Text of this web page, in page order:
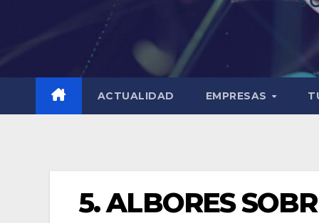
ACTUALIDAD EMPRESAS
5. ALBORES